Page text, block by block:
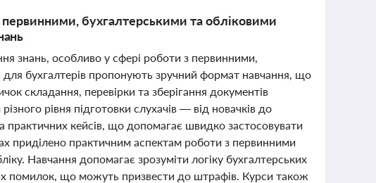
бухгалтерськими та обліковими
знань, особливо у сфері роботи з первинними,
бухгалтерів пропонують зручний формат навчання, що
складання, перевірки та зберігання документів
рівня підготовки слухачів — від новачків до
практичних кейсів, що допомагає швидко застосовувати
приділено практичним аспектам роботи з первинними
Навчання допомагає зрозуміти логіку бухгалтерських
помилок, що можуть призвести до штрафів. Курси також